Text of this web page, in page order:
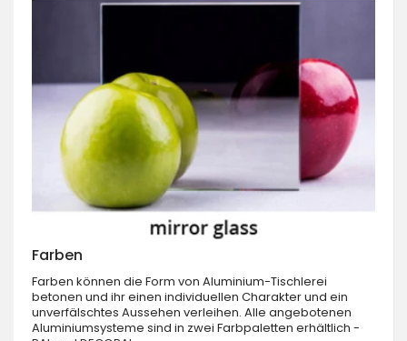
Farben
Farben können die Form von Aluminium-Tischlerei
betonen und ihr einen individuellen Charakter und ein
unverfälschtes Aussehen verleihen. Alle angebotenen
Aluminiumsysteme sind in zwei Farbpaletten erhältlich -